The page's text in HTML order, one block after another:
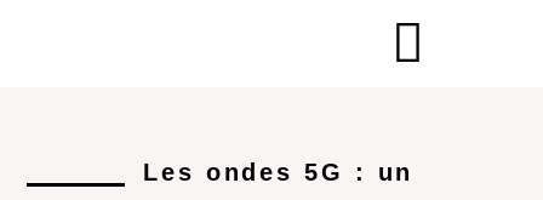
Les ondes 5G : un